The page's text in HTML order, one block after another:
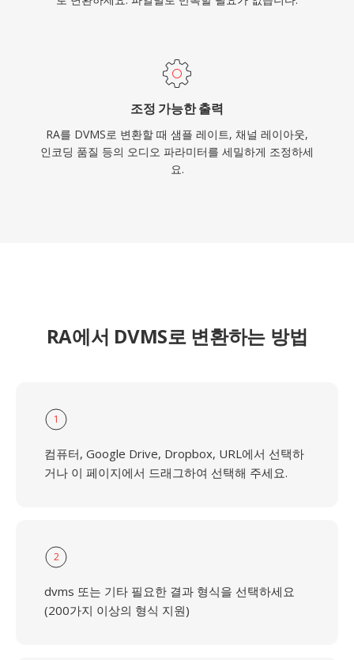
조정 가능한 출력
RA를 DVMS로 변환할 때 샘플 레이트, 채널 레이아웃,
인코딩 품질 등의 오디오 파라미터를 세밀하게 조정하세
요.
RA에서 DVMS로 변환하는 방법
1
컴퓨터, Google Drive, Dropbox, URL에서 선택하
거나 이 페이지에서 드래그하여 선택해 주세요.
2
dvms 또는 기타 필요한 결과 형식을 선택하세요
(200가지 이상의 형식 지원)